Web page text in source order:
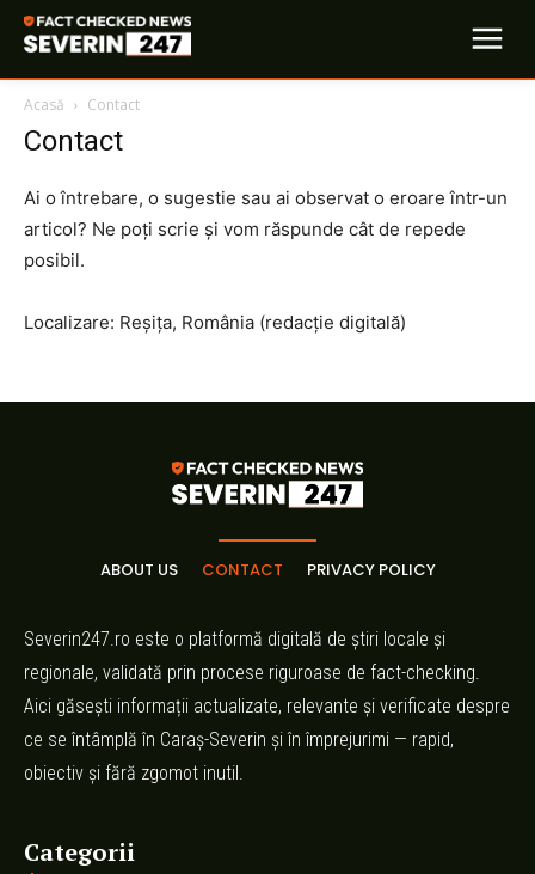
Acasă Contact
Contact
Ai o întrebare, o sugestie sau ai observat o eroare într-un
articol? Ne poți scrie și vom răspunde cât de repede
posibil.
Localizare: Reșița, România (redacție digitală)
ABOUT US CONTACT PRIVACY POLICY
Severin247.ro este o platformă digitală de știri locale și
regionale, validată prin procese riguroase de fact-checking.
Aici găsești informații actualizate, relevante și verificate despre
ce se întâmplă în Caraș-Severin și în împrejurimi — rapid,
obiectiv și fără zgomot inutil.
Categorii